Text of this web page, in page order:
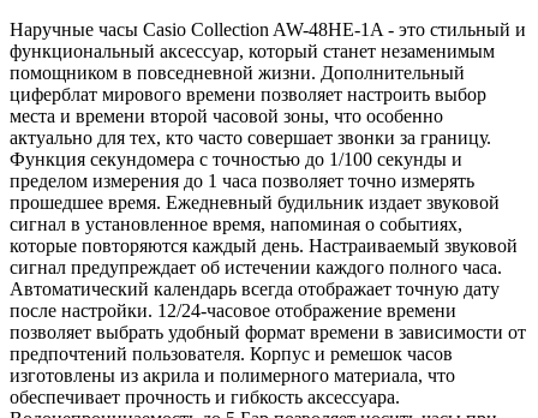
Наручные часы Casio Collection AW-48HE-1A - это стильный и
функциональный аксессуар, который станет незаменимым
помощником в повседневной жизни. Дополнительный
циферблат мирового времени позволяет настроить выбор
места и времени второй часовой зоны, что особенно
актуально для тех, кто часто совершает звонки за границу.
Функция секундомера с точностью до 1/100 секунды и
пределом измерения до 1 часа позволяет точно измерять
прошедшее время. Ежедневный будильник издает звуковой
сигнал в установленное время, напоминая о событиях,
которые повторяются каждый день. Настраиваемый звуковой
сигнал предупреждает об истечении каждого полного часа.
Автоматический календарь всегда отображает точную дату
после настройки. 12/24-часовое отображение времени
позволяет выбрать удобный формат времени в зависимости от
предпочтений пользователя. Корпус и ремешок часов
изготовлены из акрила и полимерного материала, что
обеспечивает прочность и гибкость аксессуара.